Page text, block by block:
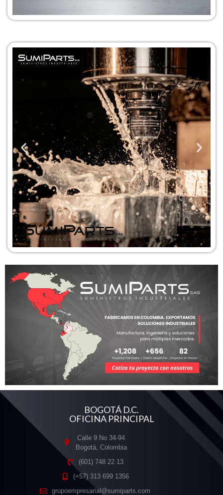
Acabados
Fabricación de
Moldes
BOGOTÁ D.C.
OFICINA PRINCIPAL
Calle 9 No 34-94
Bogotá, Colombia
(601) 748 22 13
(+57) 313 699 1356
grupoempresarial@sumiparts.com